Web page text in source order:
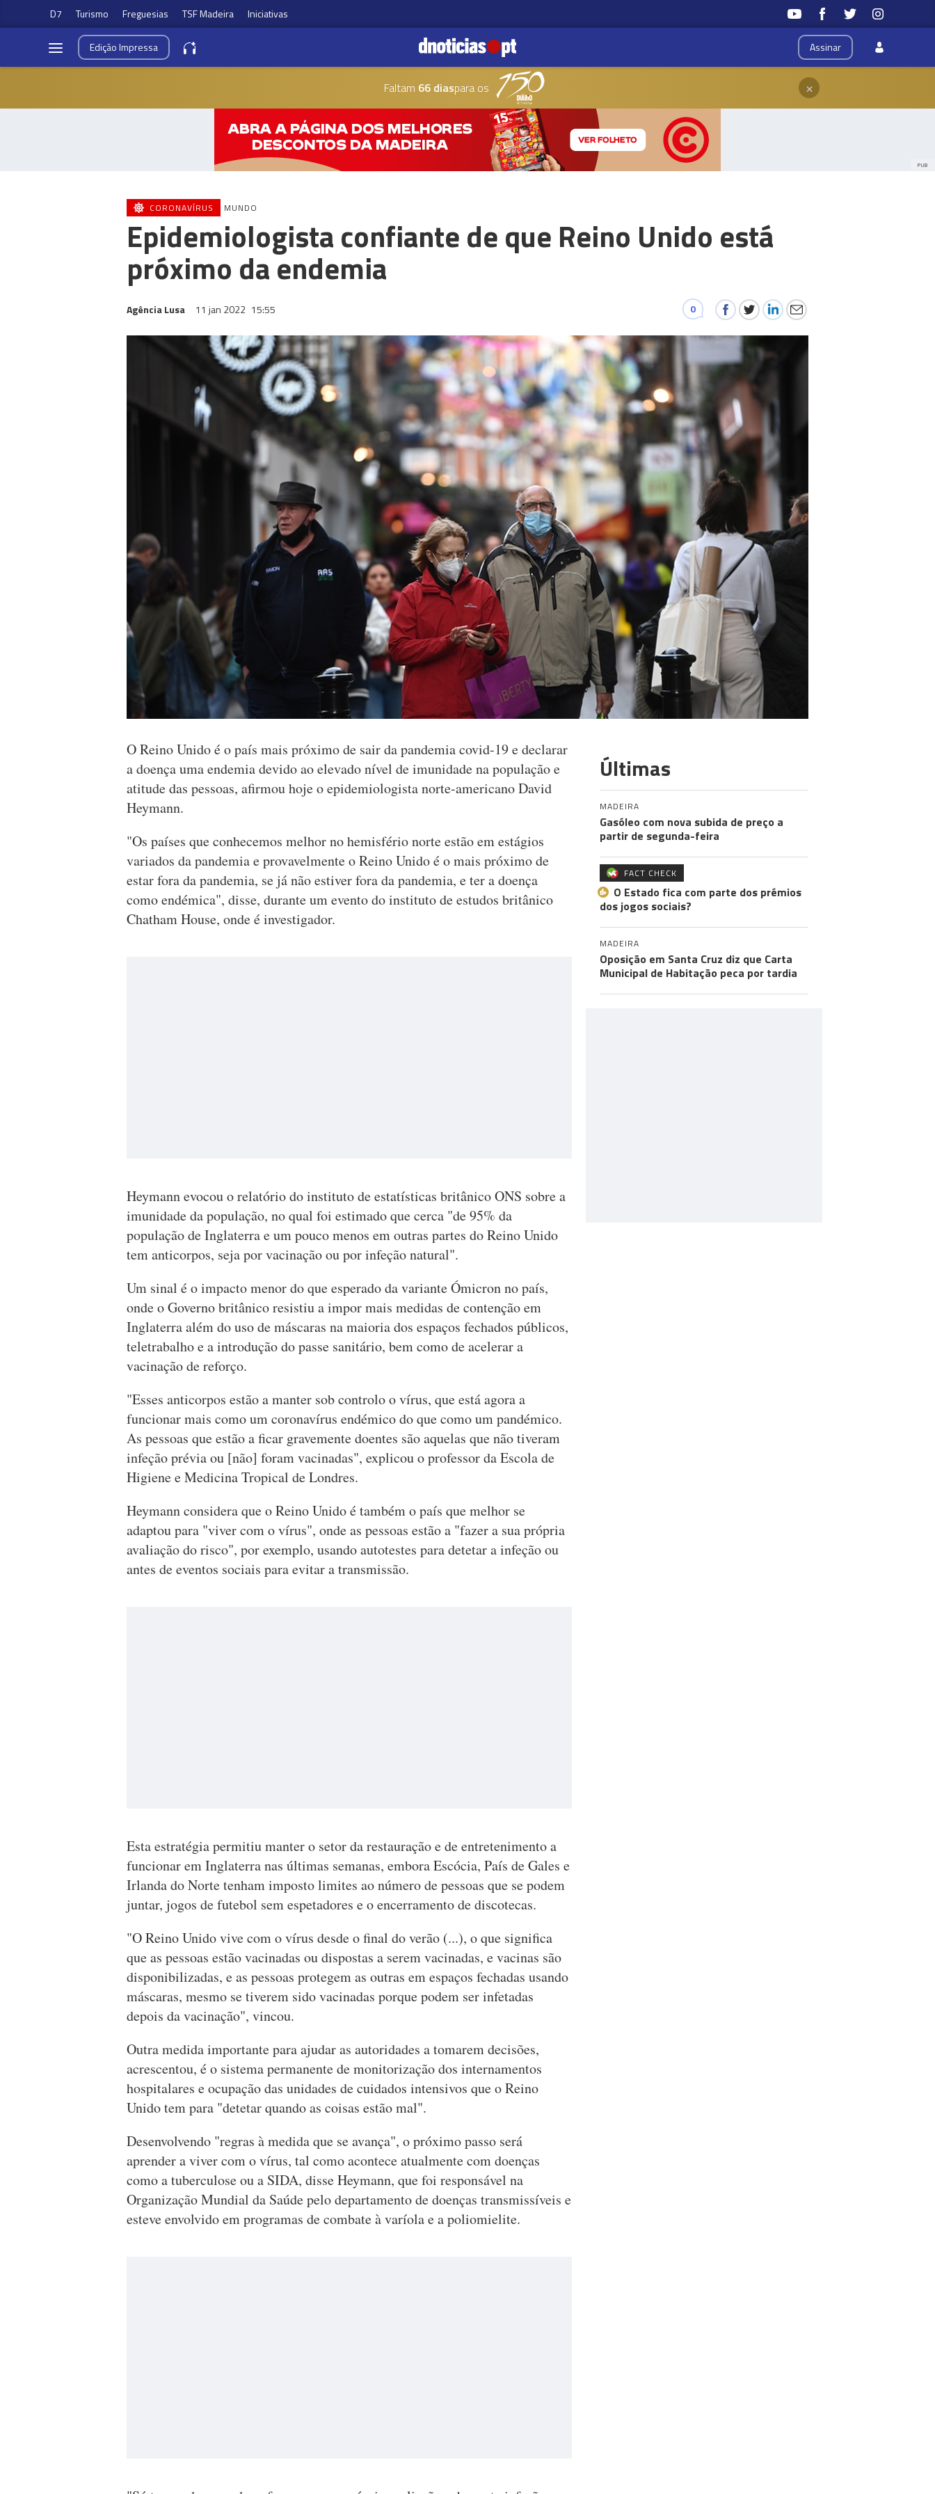
D7 Turismo Freguesias TSF Madeira Iniciativas
Assinar
EdiçãoImpressa
Faltam 66 diaspara os ×
PUB
CORONAVÍRUS MUNDO
Epidemiologista confiante de que Reino Unido está
próximo da endemia
Agência Lusa 11 jan 2022 15:55 0
O Reino Unido é o país mais próximo de sair da pandemia covid-19 e declarar
a doença uma endemia devido ao elevado nível de imunidade na população e
atitude das pessoas, afirmou hoje o epidemiologista norte-americano David
Heymann.
"Os países que conhecemos melhor no hemisfério norte estão em estágios
variados da pandemia e provavelmente o Reino Unido é o mais próximo de
estar fora da pandemia, se já não estiver fora da pandemia, e ter a doença
como endémica", disse, durante um evento do instituto de estudos britânico
Chatham House, onde é investigador.
Heymann evocou o relatório do instituto de estatísticas britânico ONS sobre a
imunidade da população, no qual foi estimado que cerca "de 95% da
população de Inglaterra e um pouco menos em outras partes do Reino Unido
tem anticorpos, seja por vacinação ou por infeção natural".
Um sinal é o impacto menor do que esperado da variante Ómicron no país,
onde o Governo britânico resistiu a impor mais medidas de contenção em
Inglaterra além do uso de máscaras na maioria dos espaços fechados públicos,
teletrabalho e a introdução do passe sanitário, bem como de acelerar a
vacinação de reforço.
"Esses anticorpos estão a manter sob controlo o vírus, que está agora a
funcionar mais como um coronavírus endémico do que como um pandémico.
As pessoas que estão a ficar gravemente doentes são aquelas que não tiveram
infeção prévia ou [não] foram vacinadas", explicou o professor da Escola de
Higiene e Medicina Tropical de Londres.
Heymann considera que o Reino Unido é também o país que melhor se
adaptou para "viver com o vírus", onde as pessoas estão a "fazer a sua própria
avaliação do risco", por exemplo, usando autotestes para detetar a infeção ou
antes de eventos sociais para evitar a transmissão.
Esta estratégia permitiu manter o setor da restauração e de entretenimento a
funcionar em Inglaterra nas últimas semanas, embora Escócia, País de Gales e
Irlanda do Norte tenham imposto limites ao número de pessoas que se podem
juntar, jogos de futebol sem espetadores e o encerramento de discotecas.
"O Reino Unido vive com o vírus desde o final do verão (...), o que significa
que as pessoas estão vacinadas ou dispostas a serem vacinadas, e vacinas são
disponibilizadas, e as pessoas protegem as outras em espaços fechadas usando
máscaras, mesmo se tiverem sido vacinadas porque podem ser infetadas
depois da vacinação", vincou.
Outra medida importante para ajudar as autoridades a tomarem decisões,
acrescentou, é o sistema permanente de monitorização dos internamentos
hospitalares e ocupação das unidades de cuidados intensivos que o Reino
Unido tem para "detetar quando as coisas estão mal".
Desenvolvendo "regras à medida que se avança", o próximo passo será
aprender a viver com o vírus, tal como acontece atualmente com doenças
como a tuberculose ou a SIDA, disse Heymann, que foi responsável na
Organização Mundial da Saúde pelo departamento de doenças transmissíveis e
esteve envolvido em programas de combate à varíola e a poliomielite.
Últimas
MADEIRA
Gasóleo com nova subida de preço a
partir de segunda-feira
FACT CHECK
O Estado fica com parte dos prémios
dos jogos sociais?
MADEIRA
Oposição em Santa Cruz diz que Carta
Municipal de Habitação peca por tardia